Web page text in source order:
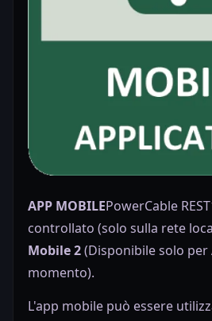
APP MOBILEPowerCable
controllato (solo sulla rete
Mobile 2(Disponibile solo per
momento).
L'app mobile può essere